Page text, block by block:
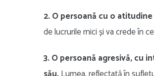
2. O persoană cu o
de lucrurile mici și va crede în
3. O persoană agresivă, cu